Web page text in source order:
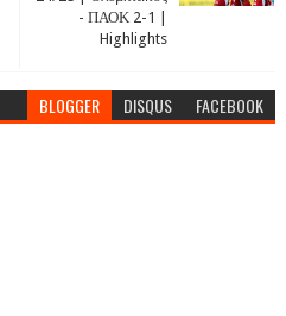
- ΠΑΟΚ 2-1 |
Highlights
BLOGGER DISQUS FACEBOOK